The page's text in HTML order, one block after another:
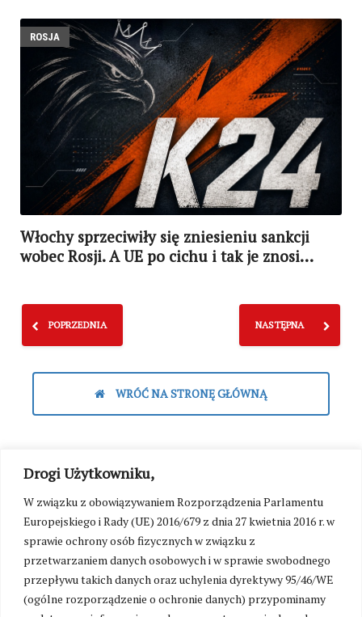
Drogi Użytkowniku,
W związku z obowiązywaniem Rozporządzenia Parlamentu
Europejskiego i Rady (UE) 2016/679 z dnia 27 kwietnia 2016 r. w
sprawie ochrony osób fizycznych w związku z
przetwarzaniem danych osobowych i w sprawie swobodnego
przepływu takich danych oraz uchylenia dyrektywy 95/46/WE
(ogólne rozporządzenie o ochronie danych) przypominamy
ROSJA
Włochy sprzeciwiły się zniesieniu sankcji
wobec Rosji. A UE po cichu i tak je znosi…
NASTĘPNA
POPRZEDNIA
WRÓĆ NA STRONĘ GŁÓWNĄ